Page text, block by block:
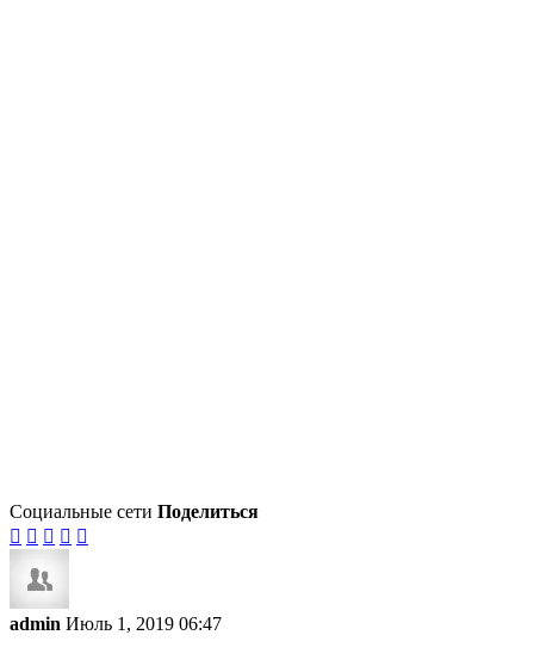
Социальные сети Поделиться
    
admin Июль 1, 2019 06:47